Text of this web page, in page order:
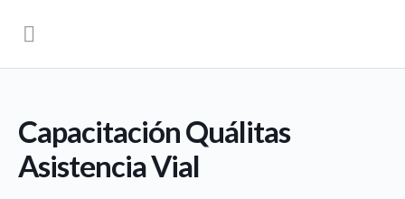
Capacitación Quálitas
Asistencia Vial